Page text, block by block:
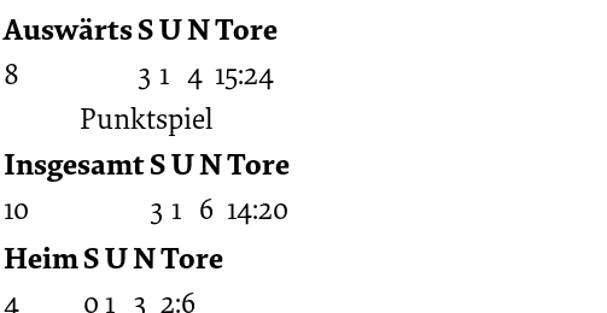
AuswärtsSUNTore
8 3 1 4 15:24
Punktspiel
InsgesamtSUNTore
10 3 1 6 14:20
HeimSUNTore
4 0 1 3 2:6